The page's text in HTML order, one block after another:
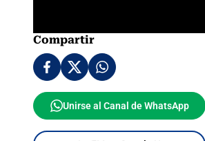
Compartir
Unirse al Canal de WhatsApp